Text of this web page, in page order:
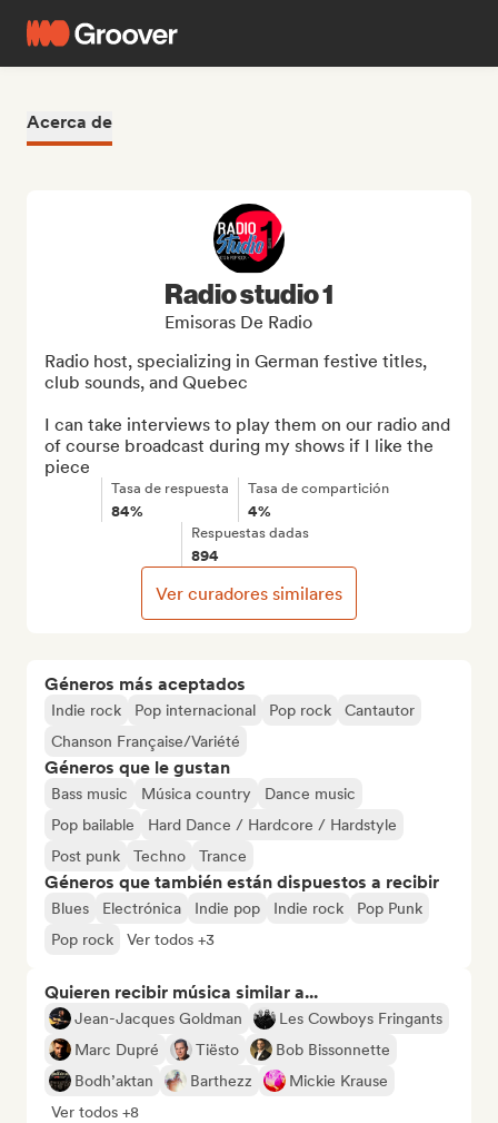
Acerca de
Géneros más aceptados
Indie rock Pop internacional Pop rock
Cantautor
Chanson Française/Variété
Géneros que le gustan
Bass music Música country
Dance music
Pop bailable
Hard Dance / Hardcore / Hardstyle
Post punk
Techno Trance
Géneros que también están dispuestos a recibir
Blues Electrónica Indie pop Indie rock
Pop Punk
Pop rock
Ver todos +3
Quieren recibir música similar a...
Jean-Jacques Goldman
Les Cowboys Fringants
Marc Dupré
Tiësto
Bob Bissonnette
Bodh’aktan
Barthezz
Mickie Krause
Ver todos +8
Radio studio 1
Emisoras De Radio
Radio host, specializing in German festive titles,
club sounds, and Quebec
I can take interviews to play them on our radio and
of course broadcast during my shows if I like the
piece
Tasa de respuesta
84%
Tasa de compartición
4%
Respuestas dadas
894
Ver curadores similares